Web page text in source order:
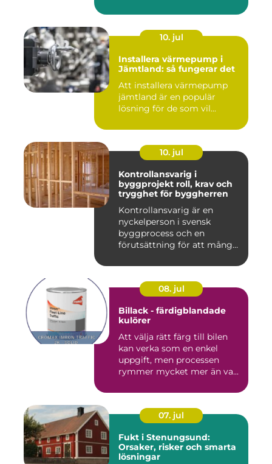
10. jul
Installera värmepump i
Jämtland: så fungerar det
Att installera värmepump
jämtland är en populär
lösning för de som vil...
10. jul
Kontrollansvarig i
byggprojekt roll, krav och
trygghet för byggherren
Kontrollansvarig är en
nyckelperson i svensk
byggprocess och en
förutsättning för att många
08. jul
Billack - färdigblandade
kulörer
Att välja rätt färg till bilen
kan verka som en enkel
uppgift, men processen
rymmer mycket mer än va...
07. jul
Fukt i Stenungsund:
Orsaker, risker och smarta
lösningar